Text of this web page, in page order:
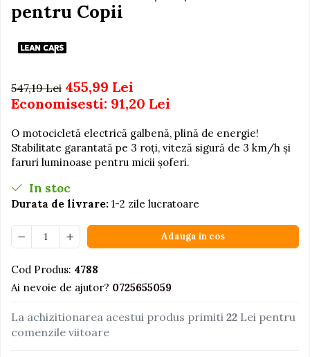
Jucarii de baie
Interactive, educative si
muzicale
Ateliere si unelte
Blocuri de constructie
Creative
De plus
Electrocasnice si bucatarii
Fotolii gonflabile
Jocuri de indemanare
Jucarii educative din lemn
Ingrijire cosmetica mamici
Perioada Sarcinii
Sisteme De Purtare
pentru Copii
547,19 Lei 455,99 Lei
Economisesti: 91,20 Lei
O motocicletă electrică galbenă, plină de energie!
Stabilitate garantată pe 3 roți, viteză sigură de 3 km/h și
faruri luminoase pentru micii șoferi.
In stoc
Durata de livrare: 1-2 zile lucratoare
Adauga in cos
Cod Produs: 4788
Ai nevoie de ajutor? 0725655059
La achizitionarea acestui produs primiti 22 Lei pentru
comenzile viitoare